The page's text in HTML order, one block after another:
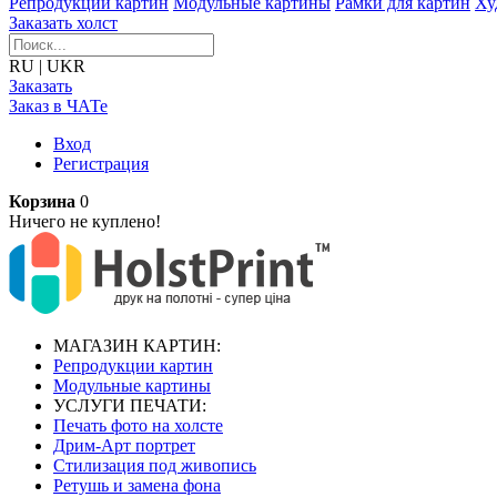
Заказать холст
RU | UKR
Заказать
Заказ в ЧАТе
Вход
Регистрация
Корзина 0
Ничего не куплено!
МАГАЗИН КАРТИН:
Репродукции картин
Модульные картины
УСЛУГИ ПЕЧАТИ:
Печать фото на холсте
Дрим-Арт портрет
Стилизация под живопись
Ретушь и замена фона